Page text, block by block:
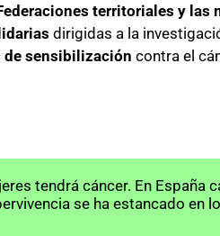
territoriales y las
dirigidas a la
de sensibilización contra el
tendrá cáncer. En España
se ha estancado en